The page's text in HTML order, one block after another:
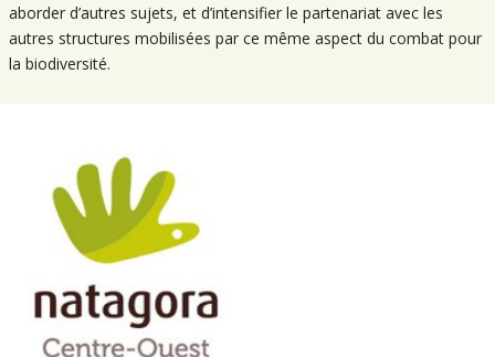
aborder d’autres sujets, et d’intensifier le partenariat avec les
autres structures mobilisées par ce même aspect du combat pour
la biodiversité.